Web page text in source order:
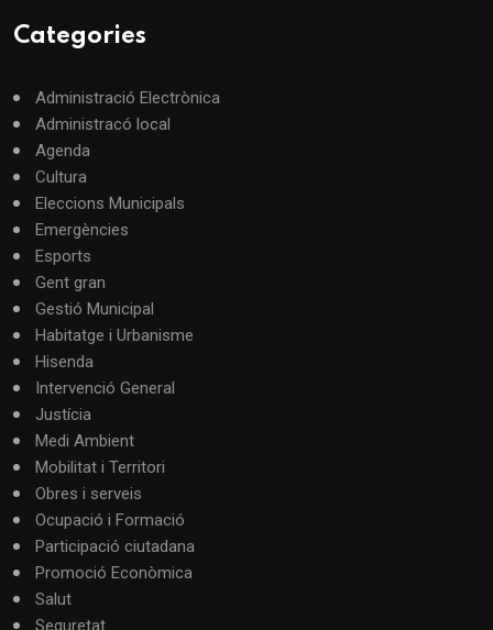
Categories
Administració Electrònica
Administracó local
Agenda
Cultura
Eleccions Municipals
Emergències
Esports
Gent gran
Gestió Municipal
Habitatge i Urbanisme
Hisenda
Intervenció General
Justícia
Medi Ambient
Mobilitat i Territori
Obres i serveis
Ocupació i Formació
Participació ciutadana
Promoció Econòmica
Salut
Seguretat